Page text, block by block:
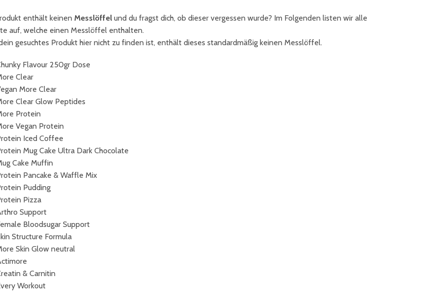
enthält keinen Messlöffelund du fragst dich, ob dieser vergessen wurde? Im Folgenden listen wir alle
auf, welche einen Messlöffel enthalten.
gesuchtes Produkt hier nicht zu finden ist, enthält dieses standardmäßig keinen Messlöffel.
Flavour 250gr Dose
Clear
More Clear
Clear Glow Peptides
Protein
Vegan Protein
Iced Coffee
Mug Cake Ultra Dark Chocolate
Cake Muffin
Pancake & Waffle Mix
Pudding
Pizza
Support
Bloodsugar Support
Structure Formula
Skin Glow neutral
& Carnitin
Workout